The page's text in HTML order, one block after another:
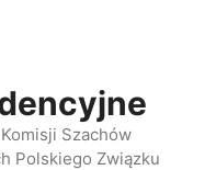
Szachów
Polskiego Związku